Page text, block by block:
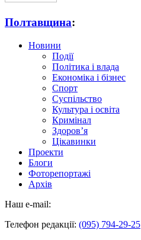
Полтавщина:
Новини
Події
Політика і влада
Економіка і бізнес
Спорт
Суспільство
Культура і освіта
Кримінал
Здоров’я
Цікавинки
Проекти
Блоги
Фоторепортажі
Архів
Наш e-mail:
Телефон редакції: (095) 794-29-25